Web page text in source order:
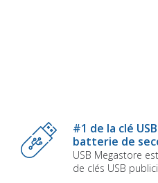
#1 de la clé
batterie de
USB Megastore
de clés USB